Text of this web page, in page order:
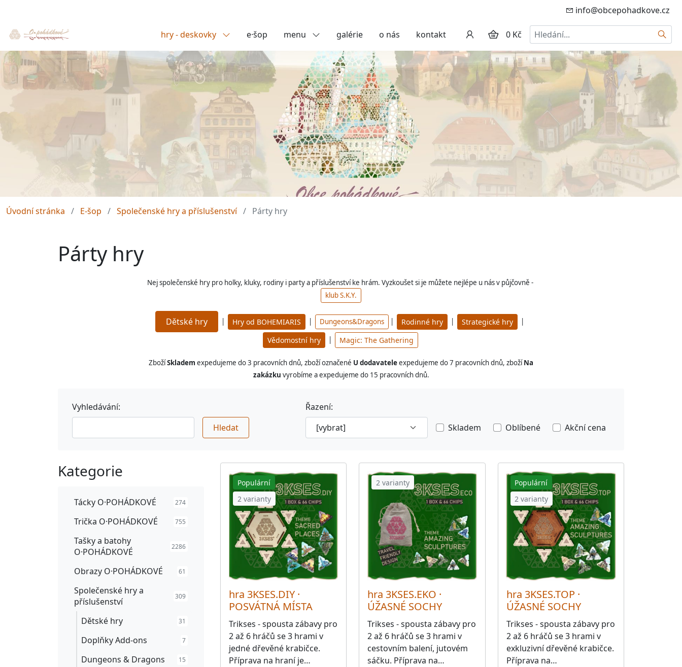
info@obcepohadkove.cz
hry - deskovky e·šop menu galérie o nás kontakt 0 Kč Hledat
Úvodní stránka E-šop Společenské hry a příslušenství Párty hry
Párty hry
Nej společenské hry pro holky, kluky, rodiny i party a příslušenství ke hrám. Vyzkoušet si je můžete nejlépe u nás v půjčovně -
klub S.K.Y.
Dětské hry | Hry od BOHEMIARIS | Dungeons&Dragons | Rodinné hry | Strategické hry |
Vědomostní hry | Magic: The Gathering
ZbožíSkladem expedujeme do 3 pracovních dnů, zboží označené U dodavateleexpedujeme do 7 pracovních dnů, zboží Na
zakázku vyrobíme a expedujeme do 15 pracovních dnů.
Kategorie
Tácky O·POHÁDKOVÉ 274
Trička O·POHÁDKOVÉ 755
Tašky a batohy
O·POHÁDKOVÉ
2286
Obrazy O·POHÁDKOVÉ 61
Společenské hry a
příslušenství
309
Dětské hry 31
Doplňky Add-ons 7
Dungeons & Dragons 15
Vyhledávání:
Hledat
Řazení:
Skladem
Oblíbené Akční cena
Populární
2 varianty
hra 3KSES.DIY ·
POSVÁTNÁ MÍSTA
Trikses - spousta zábavy pro
2 až 6 hráčů se 3 hrami v
jedné dřevěné krabičce.
Příprava na hraní je…
2 varianty
hra 3KSES.EKO ·
ÚŽASNÉ SOCHY
Trikses - spousta zábavy pro
2 až 6 hráčů se 3 hrami v
cestovním balení, jutovém
sáčku. Příprava na…
Populární
2 varianty
hra 3KSES.TOP ·
ÚŽASNÉ SOCHY
Trikses - spousta zábavy pro
2 až 6 hráčů se 3 hrami v
exkluzivní dřevěné krabičce.
Příprava na…